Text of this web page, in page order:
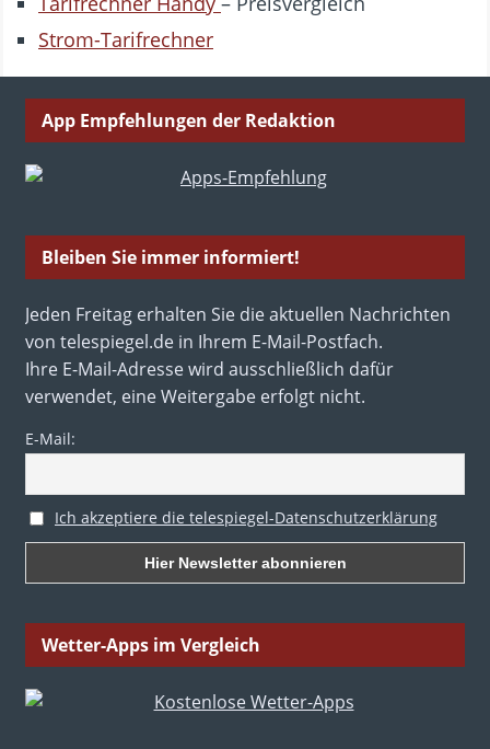
Strom-Tarifrechner
App Empfehlungen der Redaktion
Bleiben Sie immer informiert!
Jeden Freitag erhalten Sie die aktuellen Nachrichten
von telespiegel.de in Ihrem E-Mail-Postfach.
Ihre E-Mail-Adresse wird ausschließlich dafür
verwendet, eine Weitergabe erfolgt nicht.
E-Mail:
Ich akzeptiere die telespiegel-Datenschutzerklärung
Wetter-Apps im Vergleich